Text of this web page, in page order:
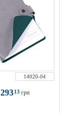
14020-04
29313 грн